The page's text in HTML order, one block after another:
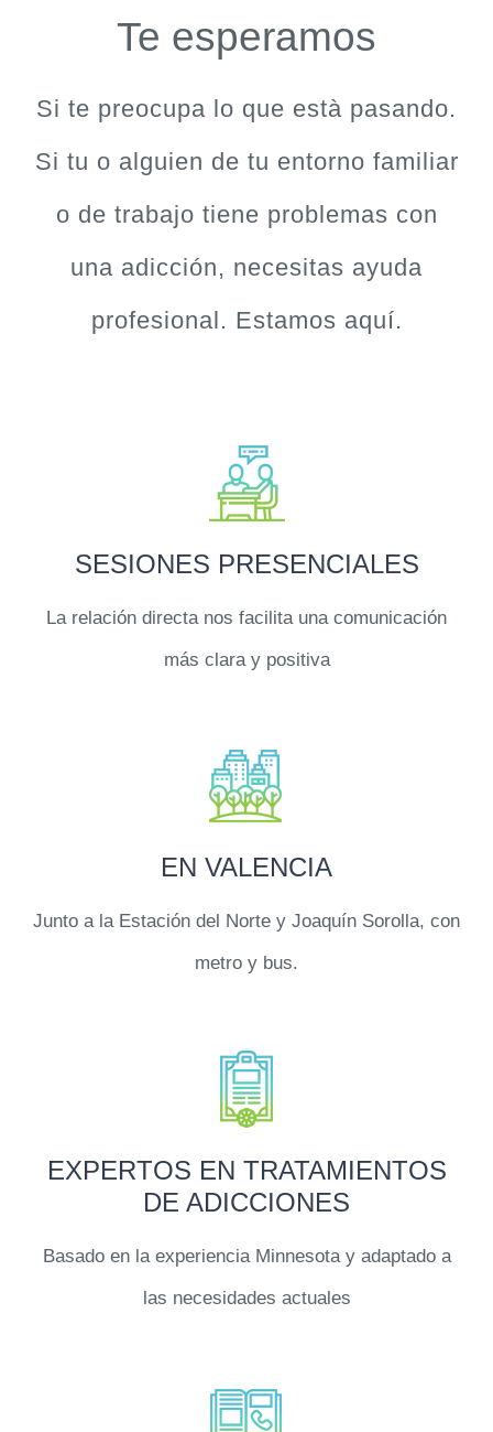
Te esperamos
Si te preocupa lo que està pasando.
Si tu o alguien de tu entorno familiar
o de trabajo tiene problemas con
una adicción, necesitas ayuda
profesional. Estamos aquí.
SESIONES PRESENCIALES
La relación directa nos facilita una comunicación
más clara y positiva
EN VALENCIA
Junto a la Estación del Norte y Joaquín Sorolla, con
metro y bus.
EXPERTOS EN TRATAMIENTOS
DE ADICCIONES
Basado en la experiencia Minnesota y adaptado a
las necesidades actuales